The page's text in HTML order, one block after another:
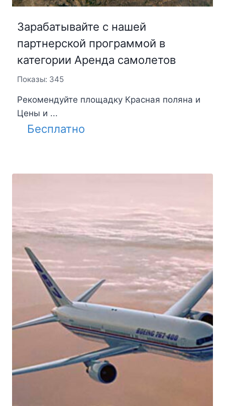
Зарабатывайте с нашей
партнерской программой в
категории Аренда самолетов
Показы: 345
Рекомендуйте площадку Красная поляна и
Цены и ...
Бесплатно